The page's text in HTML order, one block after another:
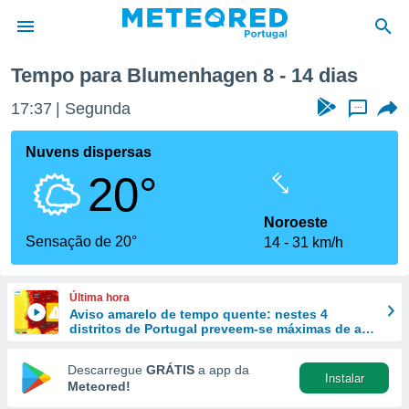
da
foi
fornecidas
a este
das
e
forma
digital
Tempo para Blumenhagen 8 - 14 dias
17:37 Segunda ...
Nuvens dispersas
20°
Sensação de 20°
Noroeste
14
31 km/h
Última hora
Aviso amarelo de tempo quente: nestes 4
distritos de Portugal preveem-se máximas de até
Descarregue GRÁTIS a app da
Meteored!
Instalar